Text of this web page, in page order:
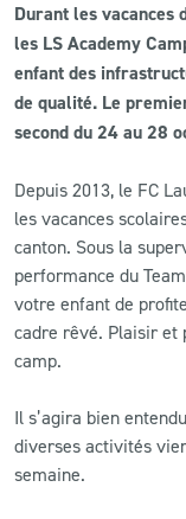
LS ACADEMY CAMPS
MATCH DES CELEBRITES
PRESSE ET MEDIAS
Durant les vacances
les LS Academy
enfant des
de qualité. Le
second du 24 au 28
Depuis 2013, le FC
les vacances
canton. Sous la
performance du
votre enfant de
cadre rêvé. Plaisir et
camp.
Il s’agira bien
diverses activités
semaine.